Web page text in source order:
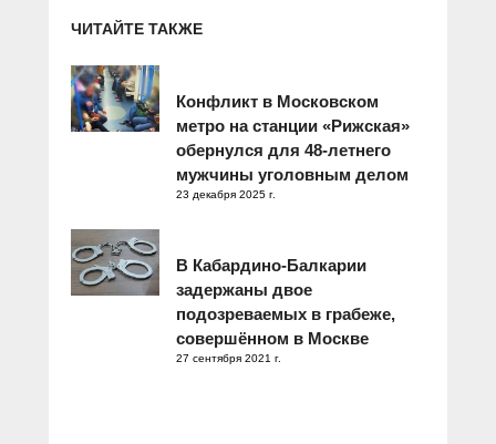
ЧИТАЙТЕ ТАКЖЕ
Конфликт в Московском
метро на станции «Рижская»
обернулся для 48-летнего
мужчины уголовным делом
23 декабря 2025 г.
В Кабардино-Балкарии
задержаны двое
подозреваемых в грабеже,
совершённом в Москве
27 сентября 2021 г.